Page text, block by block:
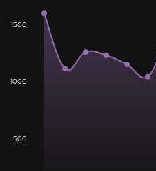
500
1000
1500